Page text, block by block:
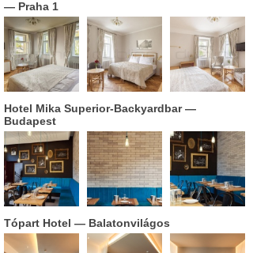
— Praha 1
Hotel Mika Superior-Backyardbar—
Budapest
Tópart Hotel — Balatonvilágos